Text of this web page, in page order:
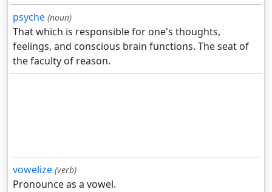
psyche (noun)
That which is responsible for one's thoughts,
feelings, and conscious brain functions. The seat of
the faculty of reason.
vowelize (verb)
Pronounce as a vowel.